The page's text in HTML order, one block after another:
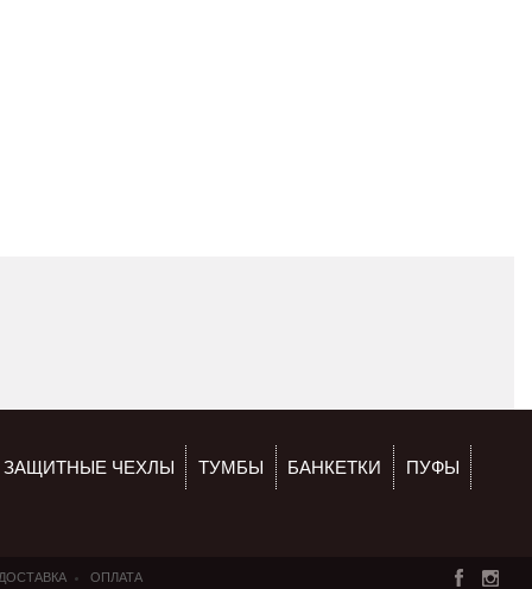
ЗАЩИТНЫЕ ЧЕХЛЫ ТУМБЫ БАНКЕТКИ ПУФЫ
ДОСТАВКА ОПЛАТА